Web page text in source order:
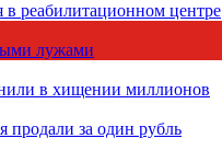
реабилитационном центре
лужами
в хищении миллионов
продали за один рубль